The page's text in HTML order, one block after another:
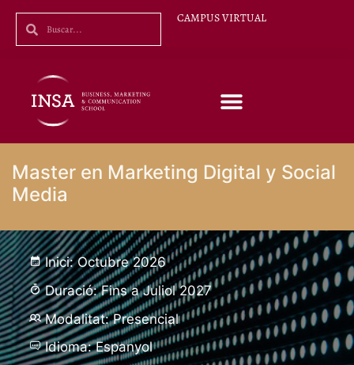
CAMPUS VIRTUAL
Master en Marketing Digital y Social
Media
Inici: Octubre 2026
Duració: Fins a Juliol 2027
Modalitat: Presencial
Idioma: Espanyol